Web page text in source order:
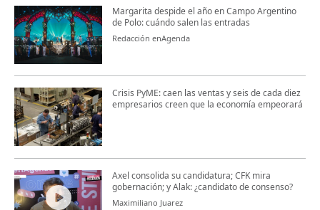
Margarita despide el año en Campo Argentino
de Polo: cuándo salen las entradas
Redacción enAgenda
Crisis PyME: caen las ventas y seis de cada diez
empresarios creen que la economía empeorará
Axel consolida su candidatura; CFK mira
gobernación; y Alak: ¿candidato de consenso?
Maximiliano Juarez